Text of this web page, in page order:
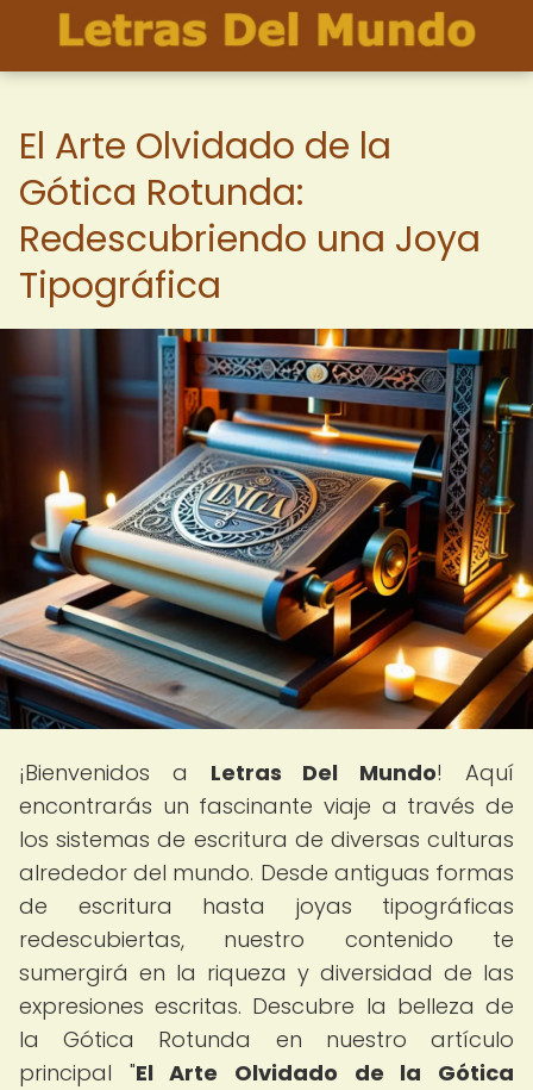
El Arte Olvidado de la
Gótica Rotunda:
Redescubriendo una Joya
Tipográfica
¡Bienvenidos a Letras Del Mundo! Aquí
encontrarás un fascinante viaje a través de
los sistemas de escritura de diversas culturas
alrededor del mundo. Desde antiguas formas
de escritura hasta joyas tipográficas
redescubiertas, nuestro contenido te
sumergirá en la riqueza y diversidad de las
expresiones escritas. Descubre la belleza de
la Gótica Rotunda en nuestro artículo
principal "El Arte Olvidado de la Gótica